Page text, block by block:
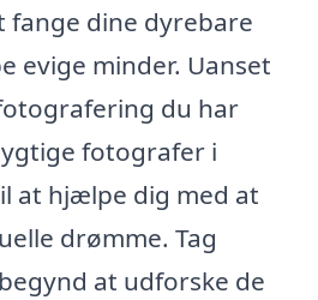
dine dyrebare
evige minder. Uanset
du har
fotografer i
at hjælpe dig med at
drømme. Tag
at udforske de